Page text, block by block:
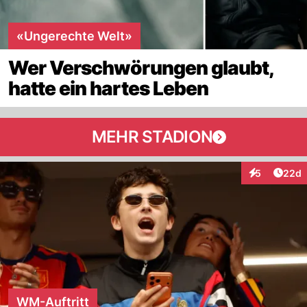
«Ungerechte Welt»
Wer Verschwörungen glaubt,
hatte ein hartes Leben
MEHR STADION
5
Interaktionen
22d
WM-Auftritt